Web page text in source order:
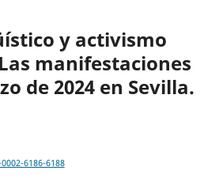
y activismo
manifestaciones
de 2024 en Sevilla.
6186-6188